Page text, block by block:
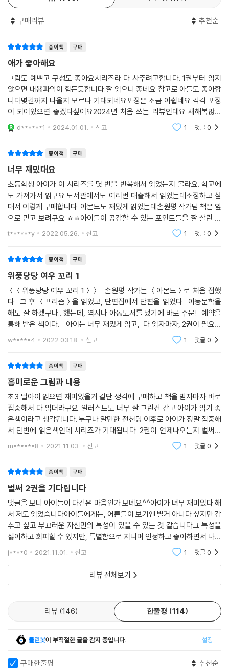
분명히, 어딘가에 한 명은 있을 거야!“
온 가족이 함께 읽는 매력 만점 성장 동화
『위풍당당 여우 꼬리』에는 사춘기기가 시작되며 맞이하는 자아의 극적인
변화와 더불어 친구들과 겪는 크고 작은 충돌, 그리고 엄마 아빠와의 관계
사이의 역동적인 관계가 사실적이고 흥미진진하기에, 자라나는 초등학생
자녀들이 어떤 고민을 하고 무엇을 힘들어하는지 알고 싶어 하는 부모에게
『위풍당당 여우 꼬리』는 좋은 길잡이가 되어 줄 책이다. 가정이나 학교에
들은 단미의 엄마처럼 아이의 고민을 가까이에서 듣고, 가장 가깝고도 든
단미의 나머지 여덟 꼬리는 어느 순간에 등장하게 될까? 단미의 엄마는 어
떤 구미호일까? 알 수 없는 친구, 재이는 어떤 비밀을 품고 있을까? 루미와
윤나, 민재와 지안이 등 해골 모둠의 다른 친구들과 단미는 앞으로 어떤 관
계를 이어 나가게 될까? 어린이들의 평범한 일상과 구미호 설화라는 특별
한 판타지가 자연스럽게 어우러지는 『위풍당당 여우 꼬리』는 앞으로도 계
속 출간된다.
구매리뷰 추천순
종이책 구매
애가 좋아해요
그림도 예쁘고 구성도 좋아요시리즈라 다 사주려고합니다. 1권부터 읽지
않으면 내용파악이 힘든듯합니다.잘 읽으니 좋네요 참고로 아들도 좋아합
니다몇권까지 나올지 모르나 기대되네요포장은 조금 아쉽네요 각각 포장
이 되어있으면 좋겠다싶어요2024년 처음 쓰는 리뷰인데요 새해복많이
받으시고 건강하세요올해도 예스24와 함께 하겠습니다글자수 표시되는
기능이 추가 되었음합니다.
d******1 2024.01.01. 신고 1 댓글0
종이책 구매
너무 재밌대요
초등학생 아이가 이 시리즈를 몇 번을 반복해서 읽었는지 몰라요. 학교에
도 가져가서 읽구요.도서관에서도 여러번 대출해서 읽었는데소장하고 싶
대서 이렇게 구매합니다. 아몬드도 재밌게 읽었는데손원평 작가님 책은 앞
으로 믿고 보려구요 ㅎㅎ아이들이 공감할 수 있는 포인트들을 잘 살린 책
이라고 생각됩니다. 일러스트도 넘 사랑스럽구요. 앞으로도 아이들책 많이
많이 써주세요. 우
t******y 2022.05.26. 신고 1 댓글0
종이책 구매
위풍당당 여우 꼬리 1
＜＜위풍당당 여우 꼬리 1＞＞ 손원평 작가는 ＜아몬드＞로 처음 접했
다. 그 후 ＜프리즘＞을 읽었고, 단편집에서 단편을 읽었다. 아동문학을
해도 잘 하겠구나.. 했는데, 역시나 아동도서를 냈기에 바로 주문! 예약을
통해 받은 책이다. 아이는 너무 재밌게 읽고, 다 읽자마자, 2권이 필요하
다고....^^ 작가님에게 어서 편지를 쓰자고 했다. 역시나 리뷰를 쓰는
w*****4 2022.03.18. 신고 1 댓글0
종이책 구매
흥미로운 그림과 내용
초3 딸아이 읽으면 재미있을거 같단 생각에 구매하고 책을 받자마자 바로
집중해서 다 읽더라구요. 일러스트도 너무 잘 그린건 같고 아이가 읽기 좋
은책이라고 생각됩니다. 누구나 알만한 전천당 이후로 아이가 정말 집중해
서 단번에 읽은책인데 시리즈가 기대됩니다. 2권이 언제나오는지 벌써부
터기대하네요~ 위풍당당 여우꼬리라는 제목부터가 관심을 끌만하고 구
m******8 2021.11.03. 신고 1 댓글0
종이책 구매
벌써 2권을 기다립니다
댓글을 보니 아이들이 다같은 마음인가 보네요^^아이가 너무 재미있다 해
서 저도 읽었습니다아이들에게는, 어른들이 보기엔 별거 아니다 싶지만 감
추고 싶고 부끄러운 자신만의 특성이 있을 수 있는 것 같습니다그 특성을
싫어하고 회피할 수 있지만, 특별함으로 지니며 인정하고 좋아하면서 나를
더욱 나답게 해줄 수도 있음을 깨닫게 해주는...후속편이 나오는대로 구매
각입니다^^
j****0 2021.11.01. 신고 1 댓글0
리뷰 전체보기
리뷰 146 한줄평 114
클린봇이 부적절한 글을 감지 중입니다. 설정
구매한줄평 추천순